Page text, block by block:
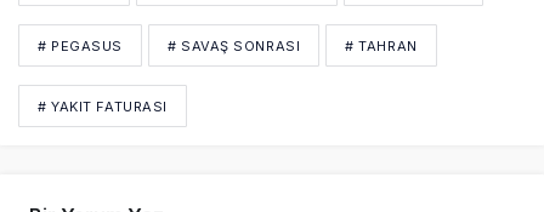
# PEGASUS # SAVAŞ SONRASI # TAHRAN
# YAKIT FATURASI